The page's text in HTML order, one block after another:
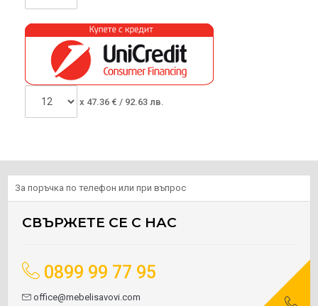
x 47.36 € / 92.63 лв.
За поръчка по телефон или при въпрос
СВЪРЖЕТЕ СЕ С НАС
0899 99 77 95
office@mebelisavovi.com